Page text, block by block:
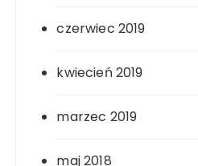
czerwiec 2019
kwiecień 2019
marzec 2019
maj 2018